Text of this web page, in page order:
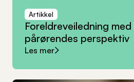
Artikkel
Foreldreveiledning med
pårørendes perspektiv
Les mer